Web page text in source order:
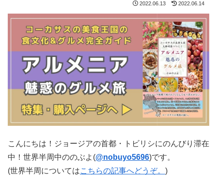
2022.06.13 2022.06.14
こんにちは！ジョージアの首都・トビリシにのんびり滞在
中！世界半周中ののぶよ(@nobuyo5696)です。
(世界半周についてはこちらの記事へどうぞ。 )